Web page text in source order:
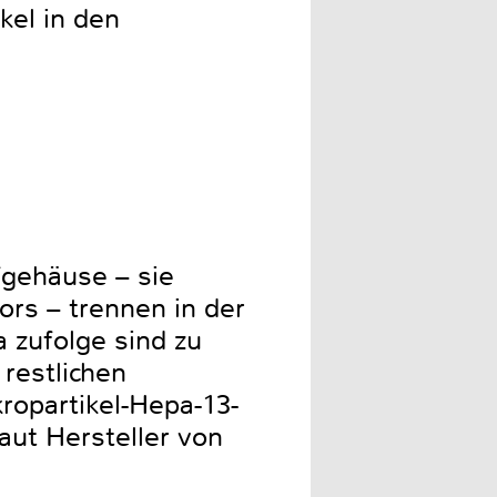
in den
– sie
– trennen in der
zufolge sind zu
Hepa-13-
Hersteller von